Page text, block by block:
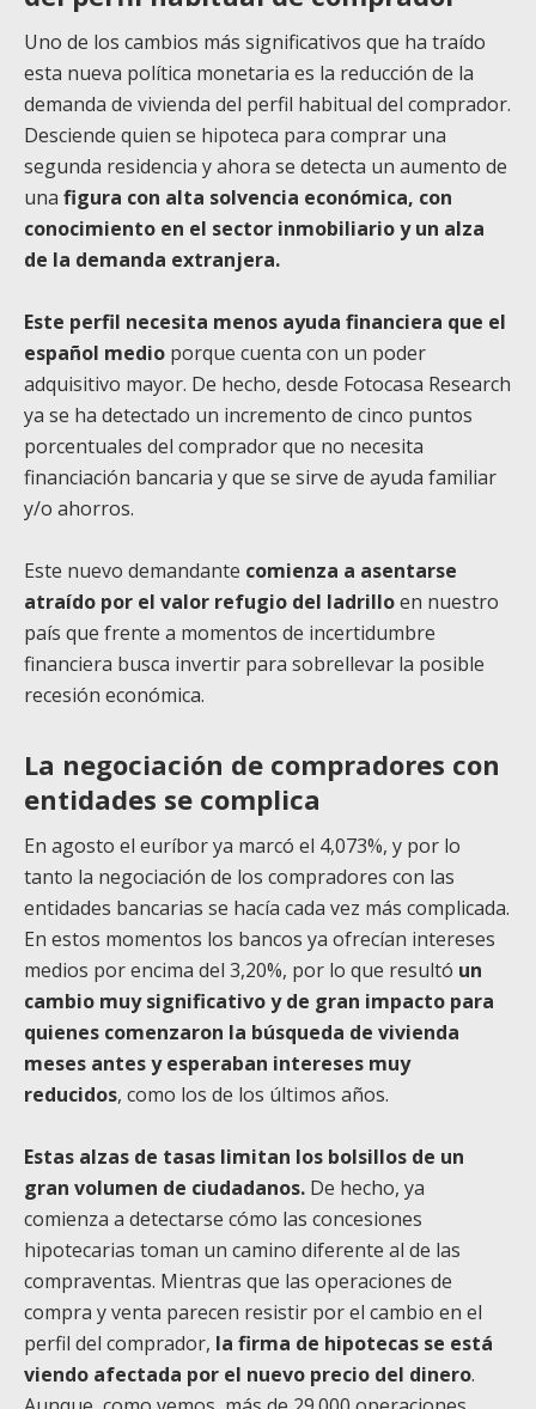
Uno de los cambios más significativos que ha traído
esta nueva política monetaria es la reducción de la
demanda de vivienda del perfil habitual del comprador.
Desciende quien se hipoteca para comprar una
segunda residencia y ahora se detecta un aumento de
una figura con alta solvencia económica, con
conocimiento en el sector inmobiliario y un alza
de la demanda extranjera.
Este perfil necesita menos ayuda financiera que el
español medio porque cuenta con un poder
adquisitivo mayor. De hecho, desde Fotocasa Research
ya se ha detectado un incremento de cinco puntos
porcentuales del comprador que no necesita
financiación bancaria y que se sirve de ayuda familiar
y/o ahorros.
Este nuevo demandante comienza a asentarse
atraído por el valor refugio del ladrilloen nuestro
país que frente a momentos de incertidumbre
financiera busca invertir para sobrellevar la posible
recesión económica.
La negociación de compradores con
entidades se complica
En agosto el euríbor ya marcó el 4,073%, y por lo
tanto la negociación de los compradores con las
entidades bancarias se hacía cada vez más complicada.
En estos momentos los bancos ya ofrecían intereses
medios por encima del 3,20%, por lo que resultó un
cambio muy significativo y de gran impacto para
quienes comenzaron la búsqueda de vivienda
meses antes y esperaban intereses muy
reducidos, como los de los últimos años.
Estas alzas de tasas limitan los bolsillos de un
gran volumen de ciudadanos. De hecho, ya
comienza a detectarse cómo las concesiones
hipotecarias toman un camino diferente al de las
compraventas. Mientras que las operaciones de
compra y venta parecen resistir por el cambio en el
perfil del comprador, la firma de hipotecas se está
viendo afectada por el nuevo precio del dinero.